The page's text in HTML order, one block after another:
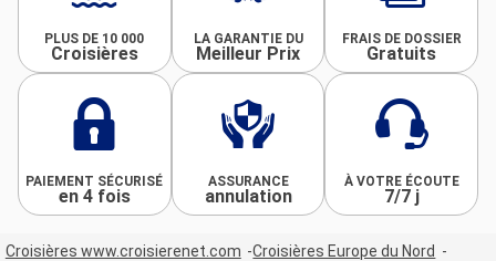
PLUS DE 10 000
Croisières
LA GARANTIE DU
Meilleur Prix
FRAIS DE DOSSIER
Gratuits
PAIEMENT SÉCURISÉ
en 4 fois
ASSURANCE
annulation
À VOTRE ÉCOUTE
7/7 j
Croisières www.croisierenet.com
Croisières Europe du Nord